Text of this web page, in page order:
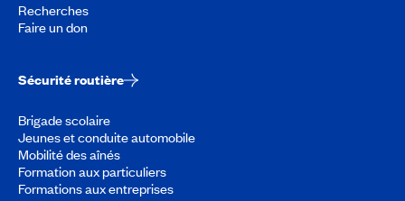
Recherches
Faire un don
Sécurité routière
Brigade scolaire
Jeunes et conduite automobile
Mobilité des aînés
Formation aux particuliers
Formations aux entreprises